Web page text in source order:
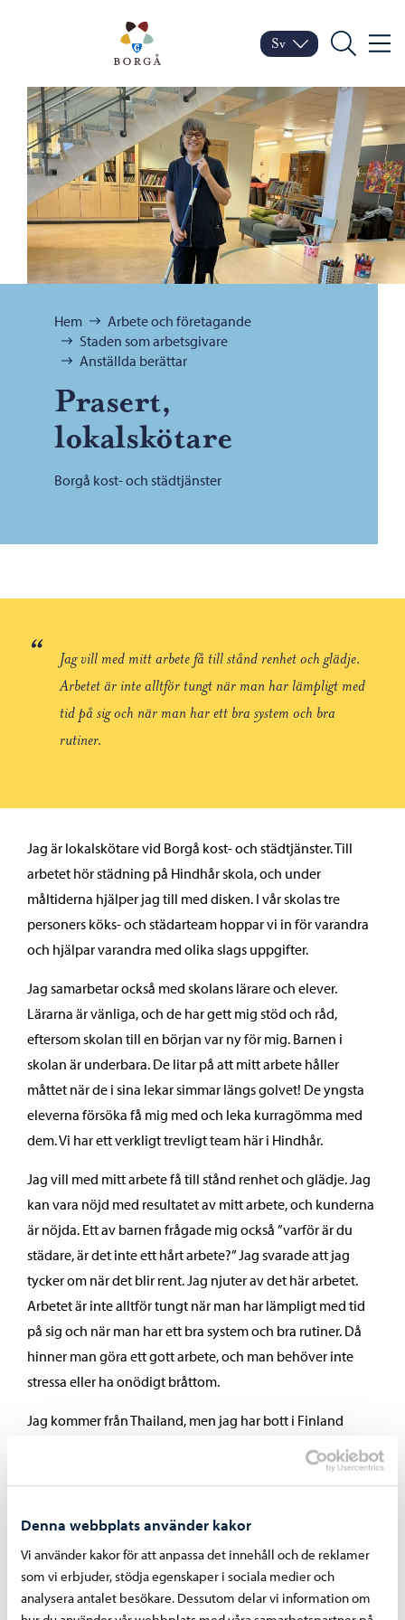
Denna webbplats använder kakor
Vi använder kakor för att anpassa det innehåll och de reklamer
som vi erbjuder, stödja egenskaper i sociala medier och
analysera antalet besökare. Dessutom delar vi information om
Porvoo – Gå till
Byt språk
Nuvarande språk:
Sv
Sök Meny
Bläddra:
Hem
Arbete och företagande
Staden som arbetsgivare
Anställda berättar
Prasert,
lokalskötare
Borgå kost- och städtjänster
“
Jag vill med mitt arbete få till stånd renhet och glädje.
Arbetet är inte alltför tungt när man har lämpligt med
tid på sig och när man har ett bra system och bra
rutiner.
Jag är lokalskötare vid Borgå kost- och städtjänster. Till
arbetet hör städning på Hindhår skola, och under
måltiderna hjälper jag till med disken. I vår skolas tre
personers köks- och städarteam hoppar vi in för varandra
och hjälpar varandra med olika slags uppgifter.
Jag samarbetar också med skolans lärare och elever.
Lärarna är vänliga, och de har gett mig stöd och råd,
eftersom skolan till en början var ny för mig. Barnen i
skolan är underbara. De litar på att mitt arbete håller
måttet när de i sina lekar simmar längs golvet! De yngsta
eleverna försöka få mig med och leka kurragömma med
dem. Vi har ett verkligt trevligt team här i Hindhår.
Jag vill med mitt arbete få till stånd renhet och glädje. Jag
kan vara nöjd med resultatet av mitt arbete, och kunderna
är nöjda. Ett av barnen frågade mig också ”varför är du
städare, är det inte ett hårt arbete?” Jag svarade att jag
tycker om när det blir rent. Jag njuter av det här arbetet.
Arbetet är inte alltför tungt när man har lämpligt med tid
på sig och när man har ett bra system och bra rutiner. Då
hinner man göra ett gott arbete, och man behöver inte
stressa eller ha onödigt bråttom.
Jag kommer från Thailand, men jag har bott i Finland
redan i över 20 år. Jag har hunnit med många slags
arbeten och jobbat på många olika ställen, från en
läst till frisör och kock och i Finland vid yrkesskola ännu till
anstaltsvårdare. I det här jobbet vill jag nu fortsätta tills jag
går i pension!
Borgå kost- och städtjänster är en flexibel och